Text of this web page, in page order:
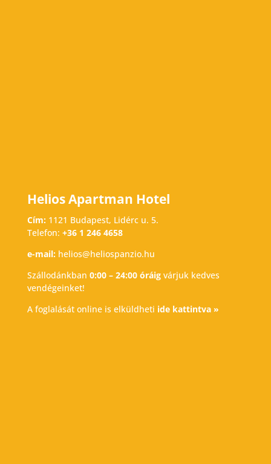
Helios Apartman Hotel
Cím:1121 Budapest, Lidérc u. 5.
Telefon: +36 1 246 4658
e-mail:helios@heliospanzio.hu
Szállodánkban 0:00 – 24:00 óráigvárjuk kedves
vendégeinket!
A foglalását online is elküldheti ide kattintva »